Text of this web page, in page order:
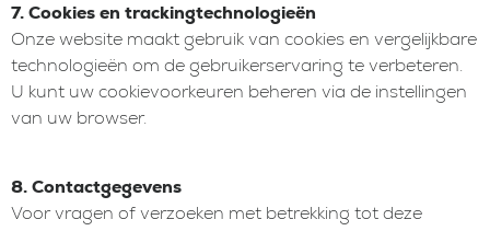
7. Cookies en trackingtechnologieën
Onze website maakt gebruik van cookies en vergelijkbare
technologieën om de gebruikerservaring te verbeteren.
U kunt uw cookievoorkeuren beheren via de instellingen
van uw browser.
8. Contactgegevens
Voor vragen of verzoeken met betrekking tot deze